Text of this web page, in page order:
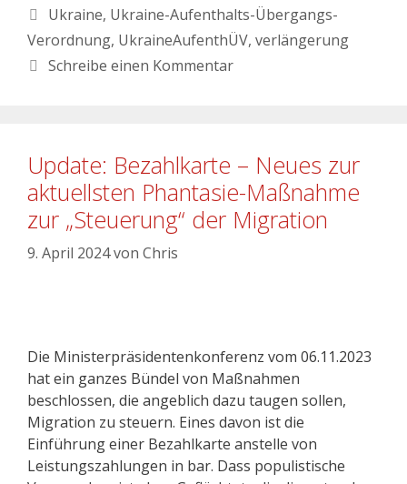
Ukraine, Ukraine-Aufenthalts-Übergangs-
Verordnung, UkraineAufenthÜV, verlängerung
Schreibe einen Kommentar
Update: Bezahlkarte – Neues zur
aktuellsten Phantasie-Maßnahme
zur „Steuerung“ der Migration
9. April 2024von Chris
Die Ministerpräsidentenkonferenz vom 06.11.2023
hat ein ganzes Bündel von Maßnahmen
beschlossen, die angeblich dazu taugen sollen,
Migration zu steuern. Eines davon ist die
Einführung einer Bezahlkarte anstelle von
Leistungszahlungen in bar. Dass populistische